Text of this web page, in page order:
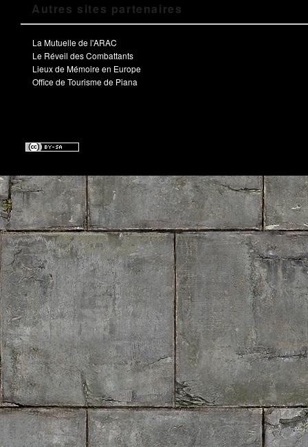
Autres sites partenaires
La Mutuelle de l'ARAC
Le Réveil des Combattants
Lieux de Mémoire en Europe
Office de Tourisme de Piana